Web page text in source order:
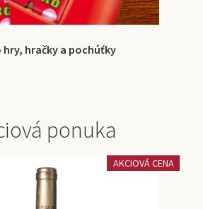
hry, hračky a pochúťky
ponuka
AKCIOVÁ CENA